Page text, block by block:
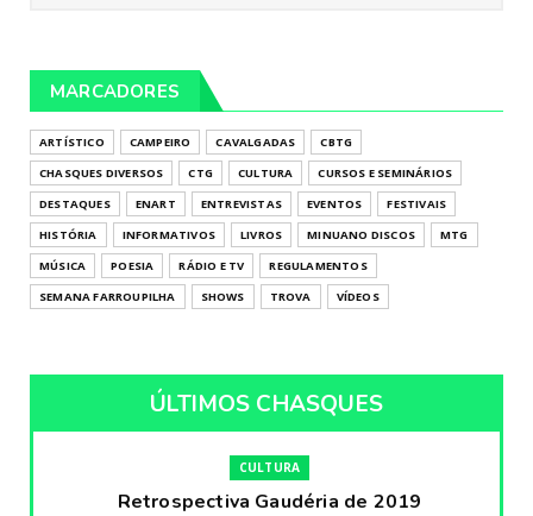
MARCADORES
ARTÍSTICO CAMPEIRO CAVALGADAS
CBTG
CHASQUES DIVERSOS
CTG CULTURA
CURSOS E SEMINÁRIOS
DESTAQUES
ENART ENTREVISTAS EVENTOS
FESTIVAIS
HISTÓRIA
INFORMATIVOS LIVROS MINUANO DISCOS
MTG
MÚSICA
POESIA RÁDIO E TV
REGULAMENTOS
SEMANA FARROUPILHA
SHOWS TROVA VÍDEOS
ÚLTIMOS CHASQUES
CULTURA
Retrospectiva Gaudéria de 2019